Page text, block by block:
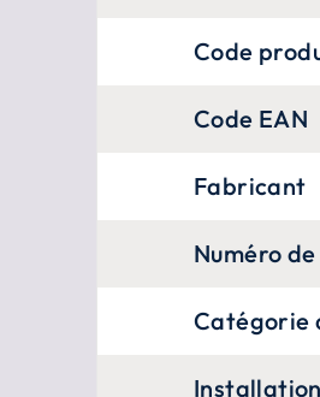
Code
Code EAN
Fabricant
Numéro
Catégorie
Installation